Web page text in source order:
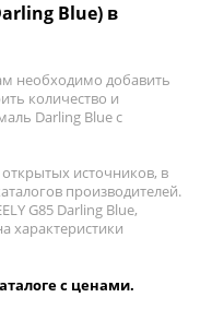
Blue) в
необходимо добавить
количество и
Darling Blue с
источников, в
производителей.
G85 Darling Blue,
характеристики
с ценами.